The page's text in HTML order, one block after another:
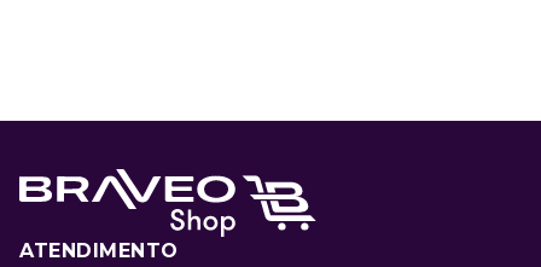
ATENDIMENTO